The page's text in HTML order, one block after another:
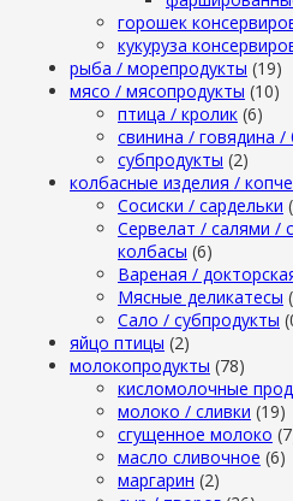
горошек
кукуруза
рыба / морепродукты (19)
мясо / мясопродукты (10)
птица / кролик (6)
свинина / говядина /
субпродукты (2)
колбасные изделия /
Сосиски / сардельки
Сервелат / салями /
колбасы (6)
Вареная /
Мясные деликатесы
Сало / субпродукты
яйцо птицы (2)
молокопродукты (78)
кисломолочные
молоко / сливки (19)
сгущенное молоко
масло сливочное (6)
маргарин (2)